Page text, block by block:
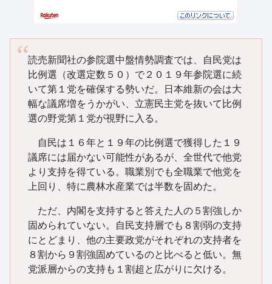
読売新聞社の参院選中盤情勢調査では、自民党は
比例選（改選定数５０）で２０１９年参院選に続
いて第１党を確保する勢いだ。日本維新の会は大
幅な議席増をうかがい、立憲民主党を抜いて比例
選の野党第１党が視野に入る。
自民は１６年と１９年の比例選で獲得した１９
議席には届かない可能性があるが、全世代で他党
より支持を得ている。職業別でも全職業で他党を
上回り、特に農林水産業では半数を固めた。
ただ、内閣を支持すると答えた人の５割強しか
固められていない。自民支持層でも８割弱の支持
にとどまり、他の主要政党がそれぞれの支持者を
８割から９割強固めているのと比べると低い。無
党派層からの支持も１割超と広がりに欠ける。